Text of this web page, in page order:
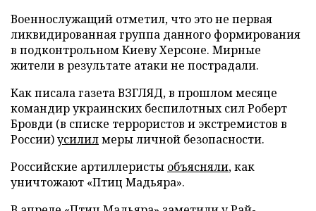
Военнослужащий отметил, что это не первая
ликвидированная группа данного формирования
в подконтрольном Киеву Херсоне. Мирные
жители в результате атаки не пострадали.
Как писала газета ВЗГЛЯД, в прошлом месяце
командир украинских беспилотных сил Роберт
Бровди (в списке террористов и экстремистов в
России)усилилмеры личной безопасности.
Российские артиллеристы объясняли, как
уничтожают «Птиц Мадьяра».